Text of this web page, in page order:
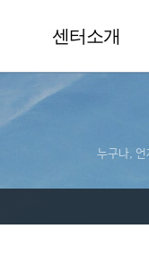
센터소개
누구나, 언